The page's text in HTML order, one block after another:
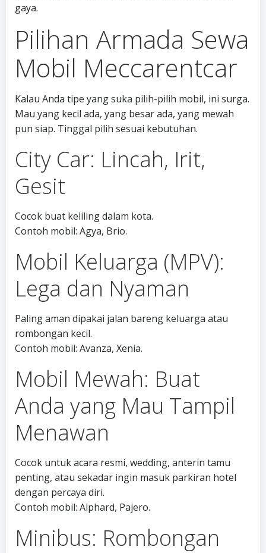
gaya.
Pilihan Armada Sewa
Mobil Meccarentcar
Kalau Anda tipe yang suka pilih-pilih mobil, ini surga.
Mau yang kecil ada, yang besar ada, yang mewah
pun siap. Tinggal pilih sesuai kebutuhan.
City Car: Lincah, Irit,
Gesit
Cocok buat keliling dalam kota.
Contoh mobil: Agya, Brio.
Mobil Keluarga (MPV):
Lega dan Nyaman
Paling aman dipakai jalan bareng keluarga atau
rombongan kecil.
Contoh mobil: Avanza, Xenia.
Mobil Mewah: Buat
Anda yang Mau Tampil
Menawan
Cocok untuk acara resmi, wedding, anterin tamu
penting, atau sekadar ingin masuk parkiran hotel
dengan percaya diri.
Contoh mobil: Alphard, Pajero.
Minibus: Rombongan